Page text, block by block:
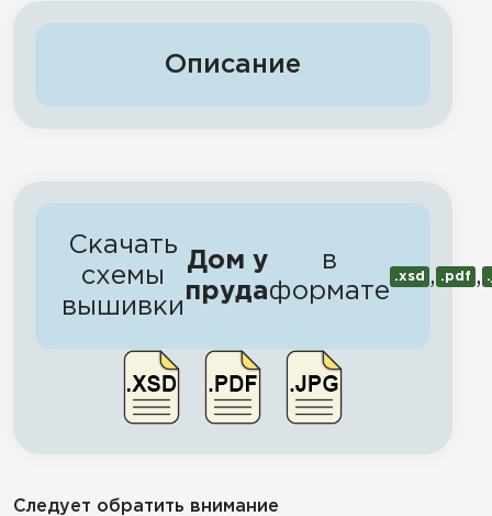
Описание
Скачать
схемы
вышивки
Дом у
пруда
в
формате
.xsd , .pdf ,
Следует обратить внимание